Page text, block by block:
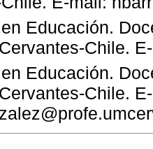
Educación.
Chile.
Educación.
Chile.